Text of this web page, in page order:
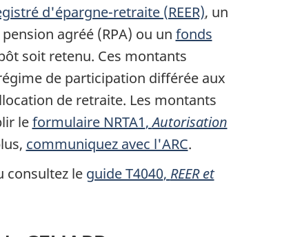
d'épargne-retraite (REER), un
agréé (RPA) ou un fonds
soit retenu. Ces montants
de participation différée aux
de retraite. Les montants
leformulaire NRTA1,Autorisation
communiquez avec l'ARC.
consultez le guide T4040, REER et